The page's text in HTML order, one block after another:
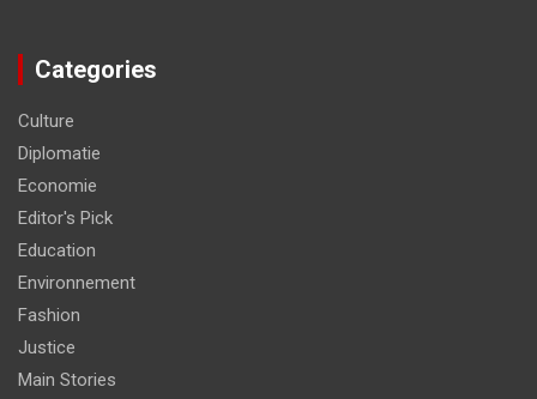
Categories
Culture
Diplomatie
Economie
Editor's Pick
Education
Environnement
Fashion
Justice
Main Stories